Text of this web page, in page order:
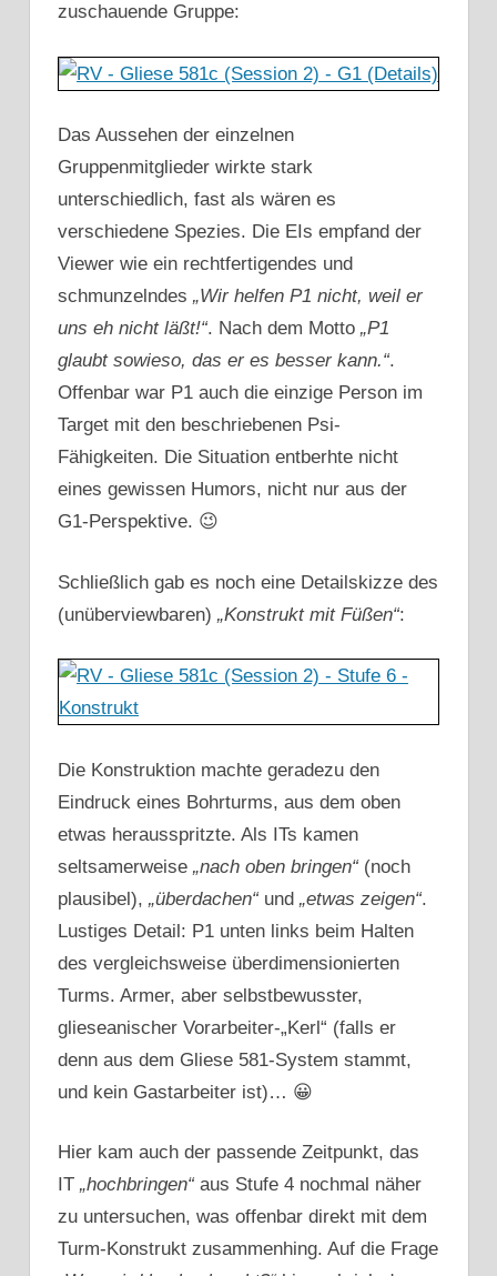
zuschauende Gruppe:
Das Aussehen der einzelnen
Gruppenmitglieder wirkte stark
unterschiedlich, fast als wären es
verschiedene Spezies. Die EIs empfand der
Viewer wie ein rechtfertigendes und
schmunzelndes „Wir helfen P1 nicht, weil er
uns eh nicht läßt!“. Nach dem Motto „P1
glaubt sowieso, das er es besser kann.“.
Offenbar war P1 auch die einzige Person im
Target mit den beschriebenen Psi-
Fähigkeiten. Die Situation entberhte nicht
eines gewissen Humors, nicht nur aus der
G1-Perspektive. 😉
Schließlich gab es noch eine Detailskizze des
(unüberviewbaren) „Konstrukt mit Füßen“:
Die Konstruktion machte geradezu den
Eindruck eines Bohrturms, aus dem oben
etwas herausspritzte. Als ITs kamen
seltsamerweise „nach oben bringen“ (noch
plausibel), „überdachen“ und „etwas zeigen“.
Lustiges Detail: P1 unten links beim Halten
des vergleichsweise überdimensionierten
Turms. Armer, aber selbstbewusster,
glieseanischer Vorarbeiter-„Kerl“ (falls er
denn aus dem Gliese 581-System stammt,
und kein Gastarbeiter ist)… 😀
Hier kam auch der passende Zeitpunkt, das
IT „hochbringen“ aus Stufe 4 nochmal näher
zu untersuchen, was offenbar direkt mit dem
Turm-Konstrukt zusammenhing. Auf die Frage